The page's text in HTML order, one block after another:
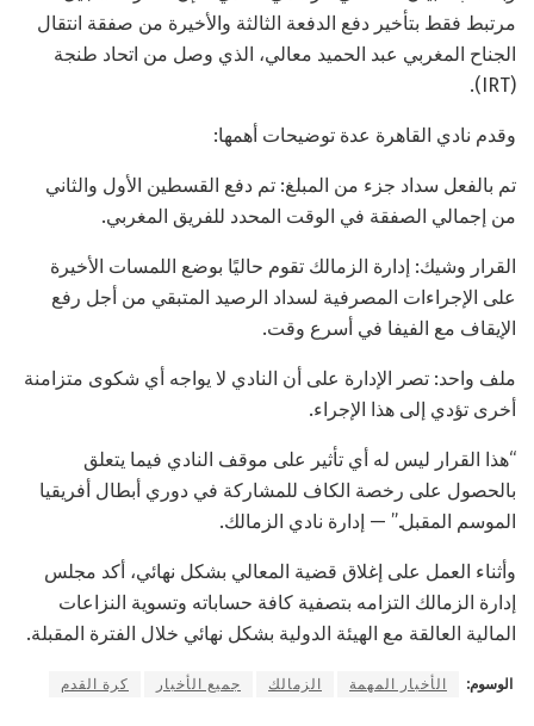
مرتبط فقط بتأخير دفع الدفعة الثالثة والأخيرة من صفقة انتقال
الجناح المغربي عبد الحميد معالي، الذي وصل من اتحاد طنجة
(IRT).
وقدم نادي القاهرة عدة توضيحات أهمها:
تم بالفعل سداد جزء من المبلغ: تم دفع القسطين الأول والثاني
من إجمالي الصفقة في الوقت المحدد للفريق المغربي.
القرار وشيك: إدارة الزمالك تقوم حاليًا بوضع اللمسات الأخيرة
على الإجراءات المصرفية لسداد الرصيد المتبقي من أجل رفع
الإيقاف مع الفيفا في أسرع وقت.
ملف واحد: تصر الإدارة على أن النادي لا يواجه أي شكوى متزامنة
أخرى تؤدي إلى هذا الإجراء.
“هذا القرار ليس له أي تأثير على موقف النادي فيما يتعلق
بالحصول على رخصة الكاف للمشاركة في دوري أبطال أفريقيا
الموسم المقبل.” — إدارة نادي الزمالك.
وأثناء العمل على إغلاق قضية المعالي بشكل نهائي، أكد مجلس
إدارة الزمالك التزامه بتصفية كافة حساباته وتسوية النزاعات
المالية العالقة مع الهيئة الدولية بشكل نهائي خلال الفترة المقبلة.
الوسوم: الأخبار المهمة الزمالك جميع الأخبار كرة القدم